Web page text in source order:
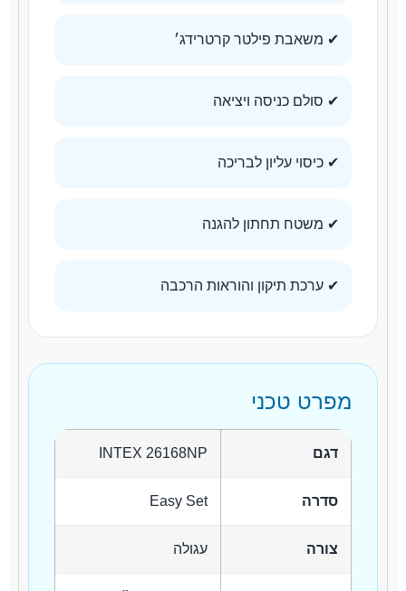
✔ משאבת פילטר קרטרידג׳
✔ סולם כניסה ויציאה
✔ כיסוי עליון לבריכה
✔ משטח תחתון להגנה
✔ ערכת תיקון והוראות הרכבה
מפרט טכני
דגם INTEX 26168NP
סדרה Easy Set
צורה עגולה